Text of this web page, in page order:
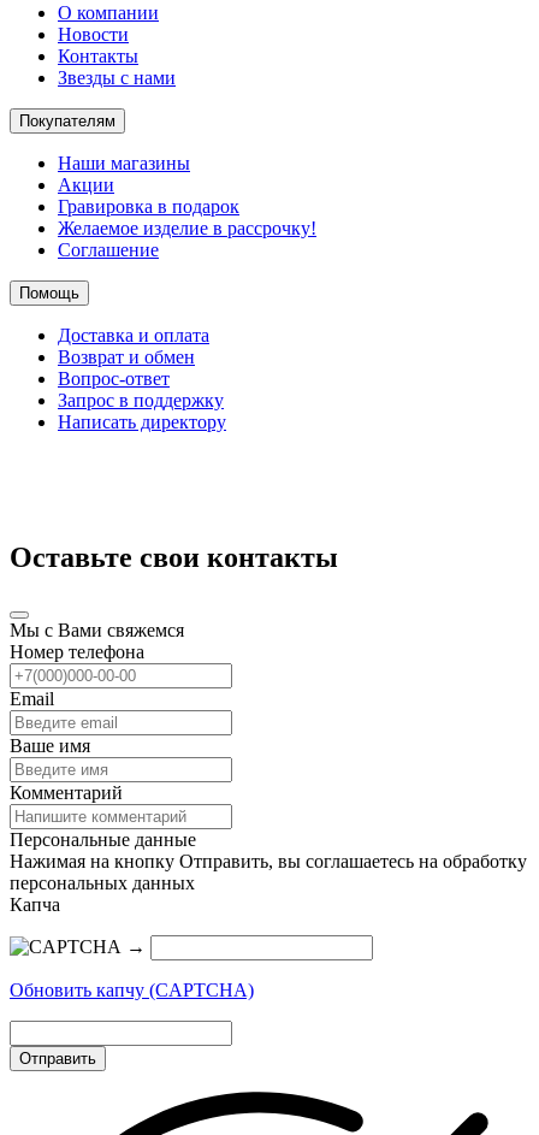
О компании
Новости
Контакты
Звезды с нами
Покупателям
Наши магазины
Акции
Гравировка в подарок
Желаемое изделие в рассрочку!
Соглашение
Помощь
Доставка и оплата
Возврат и обмен
Вопрос-ответ
Запрос в поддержку
Написать директору
Оставьте свои контакты
Мы с Вами свяжемся
Номер телефона
Email
Ваше имя
Комментарий
Персональные данные
Нажимая на кнопку Отправить, вы соглашаетесь на обработку
персональных данных
Капча
→
Обновить капчу (CAPTCHA)
Отправить